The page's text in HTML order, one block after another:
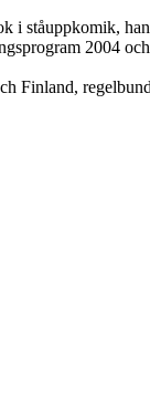
i ståuppkomik,
2004
Finland,